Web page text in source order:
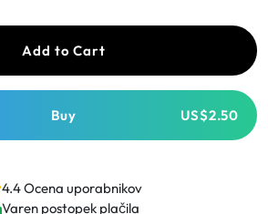
Add to Cart
Buy US$2.50
4.4 Ocena uporabnikov
Varen postopek plačila